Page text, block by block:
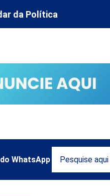
da Política
WhatsApp